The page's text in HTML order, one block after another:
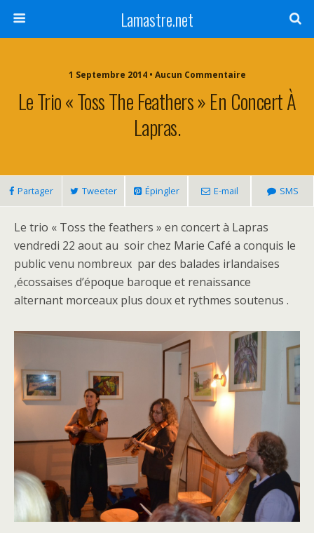
Lamastre.net
1 Septembre 2014 • Aucun Commentaire
Le Trio « Toss The Feathers » En Concert À
Lapras.
Partager Tweeter Épingler E-mail SMS
Le trio « Toss the feathers » en concert à Lapras
vendredi 22 aout au soir chez Marie Café a conquis le
public venu nombreux par des balades irlandaises
,écossaises d’époque baroque et renaissance
alternant morceaux plus doux et rythmes soutenus .